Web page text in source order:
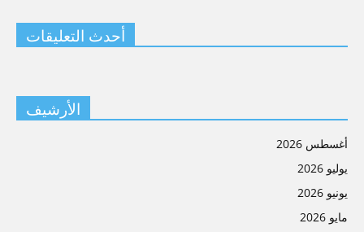
أحدث التعليقات
الأرشيف
أغسطس 2026
يوليو 2026
يونيو 2026
مايو 2026